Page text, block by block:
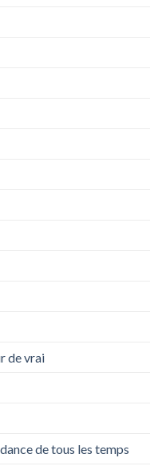
de vrai
de tous les temps